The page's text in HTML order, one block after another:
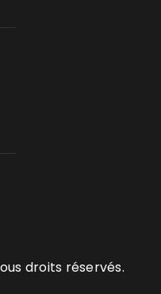
droits réservés.